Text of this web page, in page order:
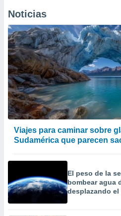
Noticias
Viajes para caminar sobre
Sudamérica que parecen
El peso de la
bombear agua
desplazando